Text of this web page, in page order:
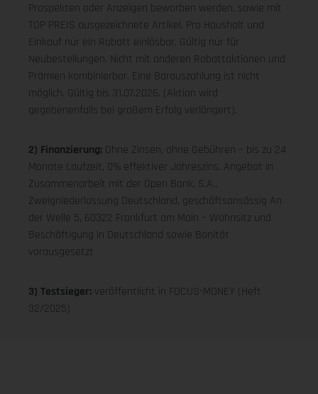
Prospekten oder Anzeigen beworben werden, sowie mit
TOP PREIS ausgezeichnete Artikel. Pro Haushalt und
Einkauf nur ein Rabatt einlösbar. Gültig nur für
Neubestellungen. Nicht mit anderen Rabattaktionen und
Prämien kombinierbar. Eine Barauszahlung ist nicht
möglich. Gültig bis 31.07.2026. (Aktion wird
gegebenenfalls bei großem Erfolg verlängert).
2) Finanzierung: Ohne Zinsen, ohne Gebühren – bis zu 24
Monate Laufzeit, 0% effektiver Jahreszins. Angebot in
Zusammenarbeit mit der Open Bank, S.A.,
Zweigniederlassung Deutschland, geschäftsansässig An
der Welle 5, 60322 Frankfurt am Main – Wohnsitz und
Beschäftigung in Deutschland sowie Bonität
vorausgesetzt
3) Testsieger: veröffentlicht in FOCUS-MONEY (Heft
32/2025)